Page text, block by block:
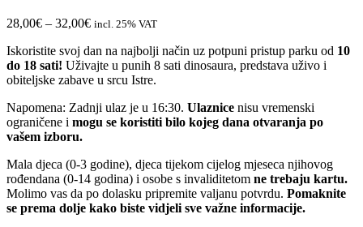
28,00€ – 32,00€Raspon
od
28,00€
do
incl. 25% VAT
Iskoristite svoj dan na najbolji način uz potpuni pristup parku od 10
do 18 sati! Uživajte u punih 8 sati dinosaura, predstava uživo i
obiteljske zabave u srcu Istre.
Napomena: Zadnji ulaz je u 16:30. Ulaznice nisu vremenski
ograničene i mogu se koristiti bilo kojeg dana otvaranja po
vašem izboru.
Mala djeca (0-3 godine), djeca tijekom cijelog mjeseca njihovog
rođendana (0-14 godina) i osobe s invaliditetom ne trebaju kartu.
Molimo vas da po dolasku pripremite valjanu potvrdu. Pomaknite
se prema dolje kako biste vidjeli sve važne informacije.